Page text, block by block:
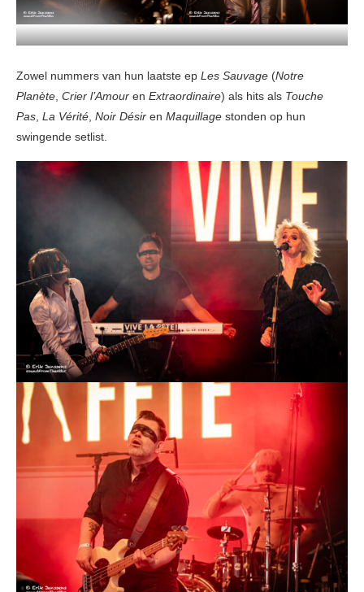
Zowel nummers van hun laatste ep Les Sauvage (Notre
Planète Crier l’Amour en Extraordinaire) als hits als Touche
Pas La Vérité Noir Désir en Maquillage stonden op hun
swingende setlist.